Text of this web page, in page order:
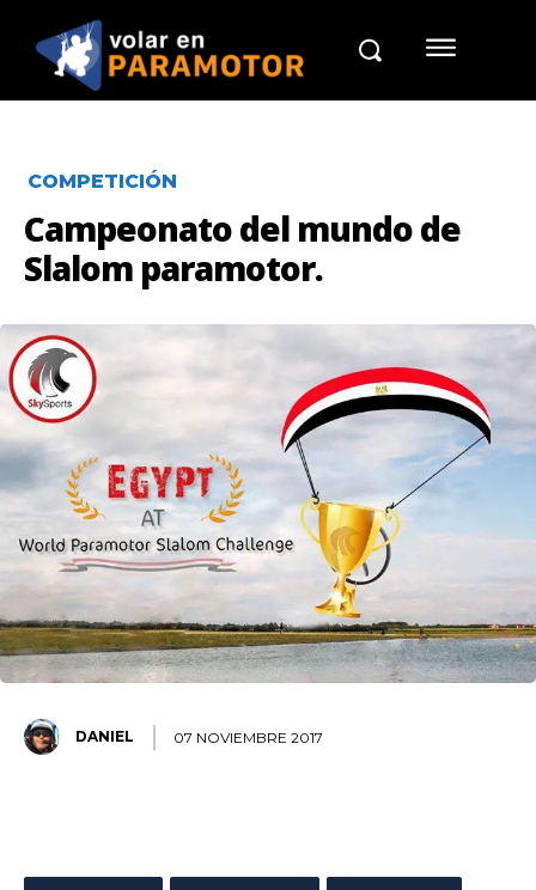
COMPETICIÓN
Campeonato del mundo de
Slalom paramotor.
DANIEL 07 NOVIEMBRE 2017